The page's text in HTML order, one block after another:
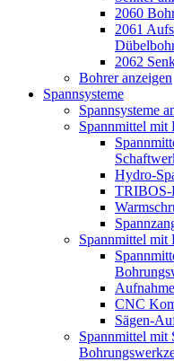
2060
2061
2062
Bohrer anzeigen
Spannsysteme
Spannsysteme
Spannmittel mit
Hydro-
TRIBOS-
Spannmittel mit
CNC
Sägen-
Spannmittel